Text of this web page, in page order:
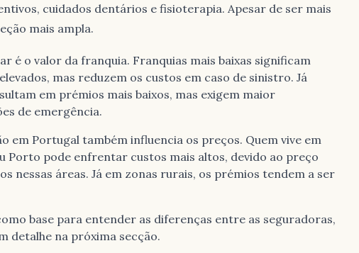
cuidados dentários e fisioterapia. Apesar de ser mais
mais ampla.
é o valor da franquia. Franquias mais baixas significam
mas reduzem os custos em caso de sinistro. Já
em prémios mais baixos, mas exigem maior
de emergência.
em Portugal também influencia os preços. Quem vive em
Porto pode enfrentar custos mais altos, devido ao preço
nessas áreas. Já em zonas rurais, os prémios tendem a ser
base para entender as diferenças entre as seguradoras,
detalhe na próxima secção.